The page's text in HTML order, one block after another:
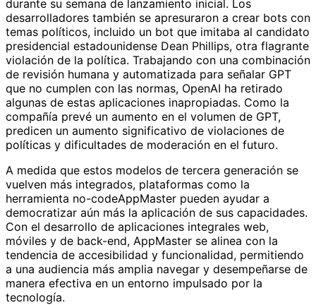
durante su semana de lanzamiento inicial. Los
desarrolladores también se apresuraron a crear bots con
temas políticos, incluido un bot que imitaba al candidato
presidencial estadounidense Dean Phillips, otra flagrante
violación de la política. Trabajando con una combinación
de revisión humana y automatizada para señalar GPT
que no cumplen con las normas, OpenAI ha retirado
algunas de estas aplicaciones inapropiadas. Como la
compañía prevé un aumento en el volumen de GPT,
predicen un aumento significativo de violaciones de
políticas y dificultades de moderación en el futuro.
A medida que estos modelos de tercera generación se
vuelven más integrados, plataformas como la
herramienta no-codeAppMaster pueden ayudar a
democratizar aún más la aplicación de sus capacidades.
Con el desarrollo de aplicaciones integrales web,
móviles y de back-end, AppMaster se alinea con la
tendencia de accesibilidad y funcionalidad, permitiendo
a una audiencia más amplia navegar y desempeñarse de
manera efectiva en un entorno impulsado por la
tecnología.